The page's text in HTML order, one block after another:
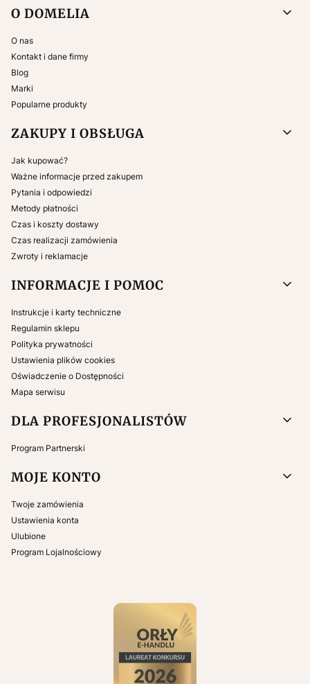
Linki w stopce
O DOMELIA
O nas
Kontakt i dane firmy
Blog
Marki
Popularne produkty
ZAKUPY I OBSŁUGA
Jak kupować?
Ważne informacje przed zakupem
Pytania i odpowiedzi
Metody płatności
Czas i koszty dostawy
Czas realizacji zamówienia
Zwroty i reklamacje
INFORMACJE I POMOC
Instrukcje i karty techniczne
Regulamin sklepu
Polityka prywatności
Ustawienia plików cookies
Oświadczenie o Dostępności
Mapa serwisu
DLA PROFESJONALISTÓW
Program Partnerski
MOJE KONTO
Twoje zamówienia
Ustawienia konta
Ulubione
Program Lojalnościowy